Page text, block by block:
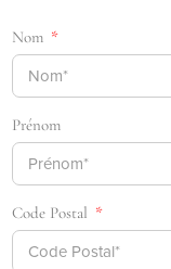
Nom
Prénom
Code Postal